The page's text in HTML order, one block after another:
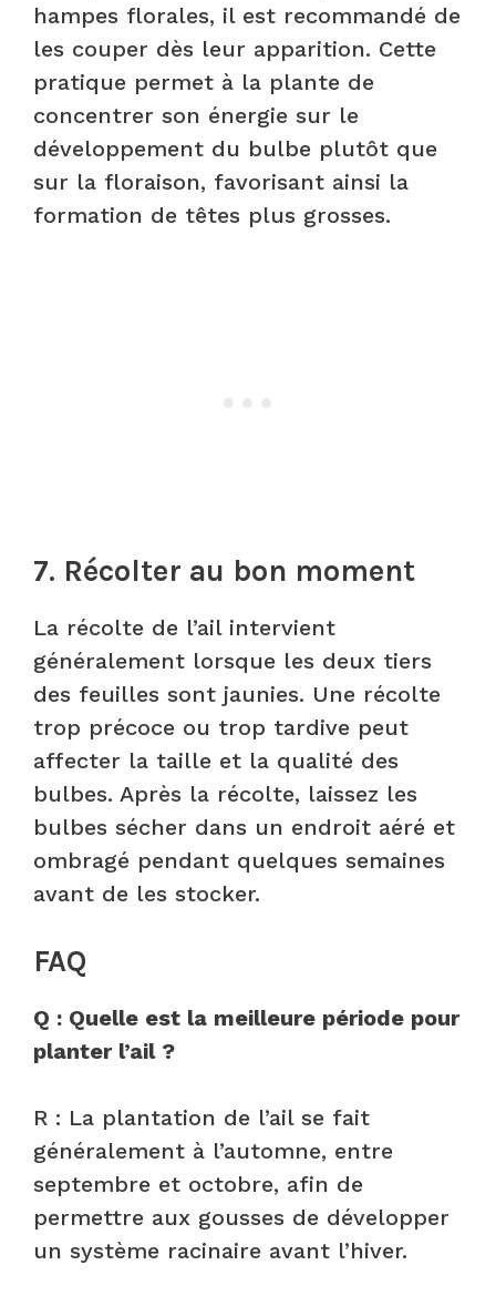
hampes florales, il est recommandé de
les couper dès leur apparition. Cette
pratique permet à la plante de
concentrer son énergie sur le
développement du bulbe plutôt que
sur la floraison, favorisant ainsi la
formation de têtes plus grosses.
7. Récolter au bon moment
La récolte de l’ail intervient
généralement lorsque les deux tiers
des feuilles sont jaunies. Une récolte
trop précoce ou trop tardive peut
affecter la taille et la qualité des
bulbes. Après la récolte, laissez les
bulbes sécher dans un endroit aéré et
ombragé pendant quelques semaines
avant de les stocker.
FAQ
Q : Quelle est la meilleure période pour
planter l’ail ?
R : La plantation de l’ail se fait
généralement à l’automne, entre
septembre et octobre, afin de
permettre aux gousses de développer
un système racinaire avant l’hiver.